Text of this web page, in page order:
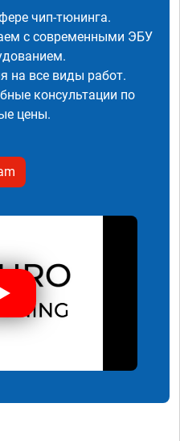
чип-тюнинга.
с современными ЭБУ
на все виды работ.
консультации по
цены.